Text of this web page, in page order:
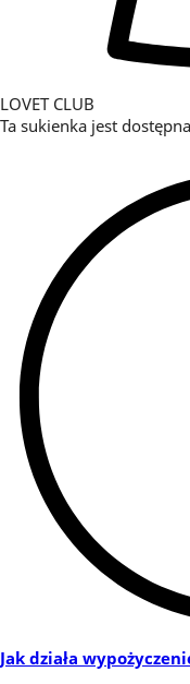
LOVET CLUB
Ta sukienka jest
Jak działa